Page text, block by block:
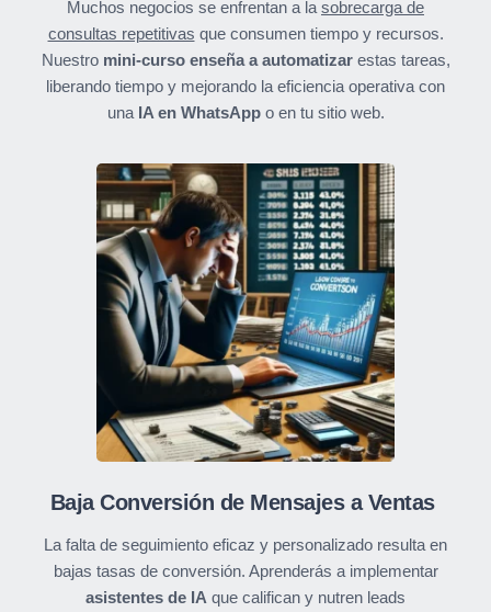
Muchos negocios se enfrentan a la sobrecarga de
consultas repetitivas que consumen tiempo y recursos.
Nuestro mini-curso enseña a automatizarestas tareas,
liberando tiempo y mejorando la eficiencia operativa con
una IA en WhatsAppo en tu sitio web.
Baja Conversión de Mensajes a Ventas
La falta de seguimiento eficaz y personalizado resulta en
bajas tasas de conversión. Aprenderás a implementar
asistentes de IA que califican y nutren leads